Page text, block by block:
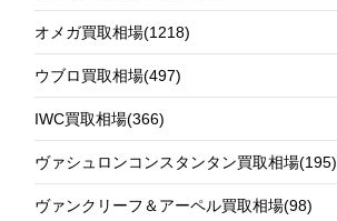
オメガ買取相場(1218)
ウブロ買取相場(497)
IWC買取相場(366)
ヴァシュロンコンスタンタン買取相場(195)
ヴァンクリーフ＆アーペル買取相場(98)